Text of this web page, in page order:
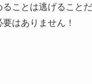
ることは逃げること
はありません！